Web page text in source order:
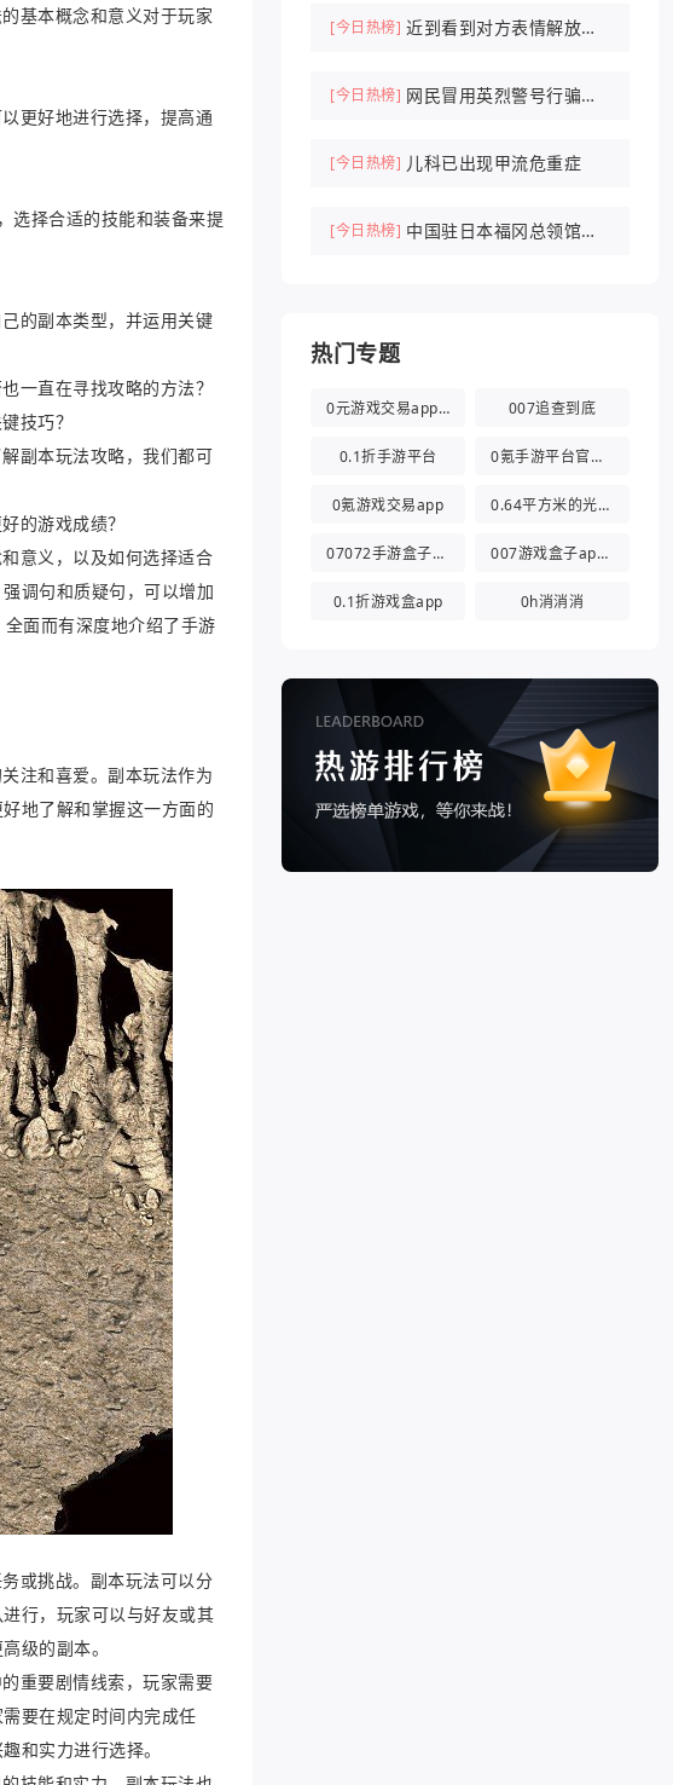
基本概念和意义对于玩家
更好地进行选择，提高通
选择合适的技能和装备来提
的副本类型，并运用关键
一直在寻找攻略的方法？
技巧？
副本玩法攻略，我们都可
的游戏成绩？
意义，以及如何选择适合
调句和质疑句，可以增加
面而有深度地介绍了手游
注和喜爱。副本玩法作为
地了解和掌握这一方面的
或挑战。副本玩法可以分
行，玩家可以与好友或其
级的副本。
重要剧情线索，玩家需要
要在规定时间内完成任
和实力进行选择。
[今日热榜] 近到看到对方表情解放军
[今日热榜] 网民冒用英烈警号行骗被
[今日热榜] 儿科已出现甲流危重症
[今日热榜] 中国驻日本福冈总领馆紧
热门专题
0元游戏交易app(0氪游戏盒) 007追查到底
0.1折手游平台 0氪手游平台官方版
0氪游戏交易app 0.64平方米的光都与你有关
07072手游盒子app 007游戏盒子app官方版
0.1折游戏盒app 0h消消消